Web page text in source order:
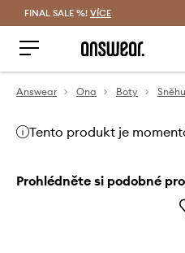
FINAL SALE %! VÍCE
Answear Ona Boty
Tento produkt je
Prohlédněte si podobné